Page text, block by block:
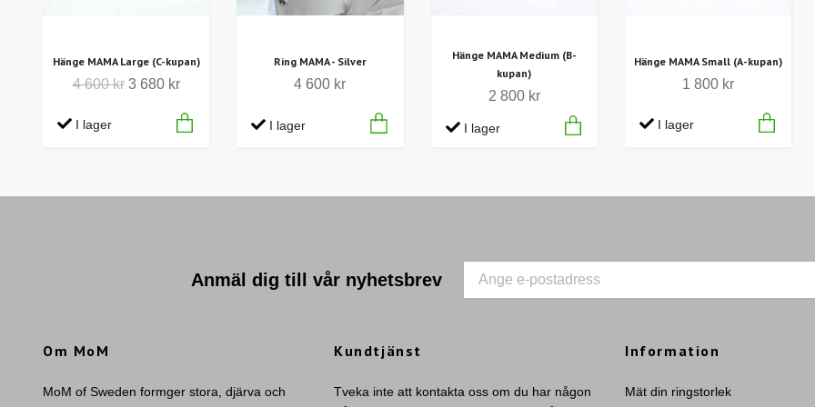
Hänge MAMA Large (C-kupan)
4 600 kr 3 680 kr
I lager
Ring MAMA - Silver
4 600 kr
I lager
Hänge MAMA Medium (B-
kupan)
2 800 kr
I lager
Hänge MAMA Small (A-kupan)
1 800 kr
I lager
Anmäl dig till vår nyhetsbrev
Om MoM
MoM of Sweden formger stora, djärva och
Kundtjänst
Tveka inte att kontakta oss om du har någon
Information
Mät din ringstorlek